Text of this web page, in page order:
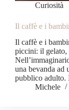
Curiosità
Il caffè e i
Il caffè e i
piccini: il gelato,
una bevanda ad
pubblico
Michele